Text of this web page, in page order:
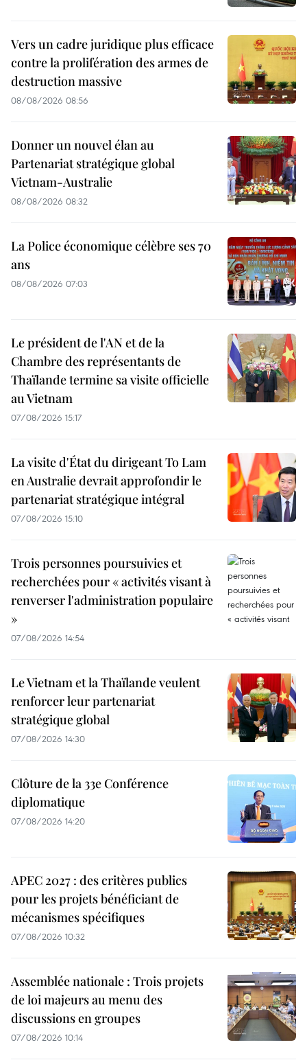
Vers un cadre juridique plus efficace
contre la prolifération des armes de
destruction massive
08/08/2026 08:56
Donner un nouvel élan au
Partenariat stratégique global
Vietnam-Australie
08/08/2026 08:32
La Police économique célèbre ses 70
ans
08/08/2026 07:03
Le président de l'AN et de la
Chambre des représentants de
Thaïlande termine sa visite officielle
au Vietnam
07/08/2026 15:17
La visite d'État du dirigeant To Lam
en Australie devrait approfondir le
partenariat stratégique intégral
07/08/2026 15:10
Trois personnes poursuivies et
recherchées pour « activités visant à
renverser l'administration populaire
»
07/08/2026 14:54
Le Vietnam et la Thaïlande veulent
renforcer leur partenariat
stratégique global
07/08/2026 14:30
Clôture de la 33e Conférence
diplomatique
07/08/2026 14:20
APEC 2027 : des critères publics
pour les projets bénéficiant de
mécanismes spécifiques
07/08/2026 10:32
Assemblée nationale : Trois projets
de loi majeurs au menu des
discussions en groupes
07/08/2026 10:14